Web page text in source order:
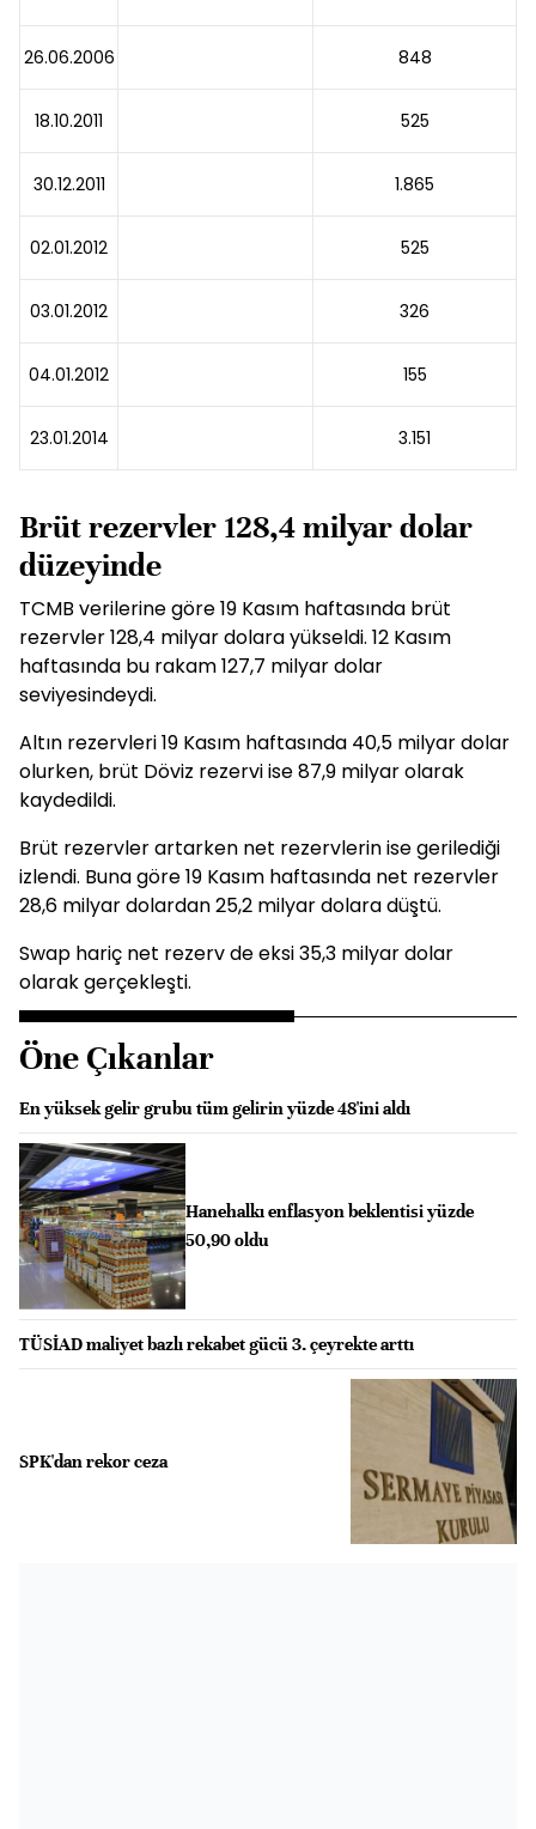
26.06.2006 848
18.10.2011 525
30.12.2011 1.865
02.01.2012 525
03.01.2012 326
04.01.2012 155
23.01.2014 3.151
Brüt rezervler 128,4 milyar dolar
düzeyinde
TCMB verilerine göre 19 Kasım haftasında brüt
rezervler 128,4 milyar dolara yükseldi. 12 Kasım
haftasında bu rakam 127,7 milyar dolar
seviyesindeydi.
Altın rezervleri 19 Kasım haftasında 40,5 milyar dolar
olurken, brüt Döviz rezervi ise 87,9 milyar olarak
kaydedildi.
Brüt rezervler artarken net rezervlerin ise gerilediği
izlendi. Buna göre 19 Kasım haftasında net rezervler
28,6 milyar dolardan 25,2 milyar dolara düştü.
Swap hariç net rezerv de eksi 35,3 milyar dolar
olarak gerçekleşti.
Öne Çıkanlar
En yüksek gelir grubu tüm gelirin yüzde 48'ini aldı
Hanehalkı enflasyon beklentisi yüzde
50,90 oldu
TÜSİAD maliyet bazlı rekabet gücü 3. çeyrekte arttı
SPK'dan rekor ceza